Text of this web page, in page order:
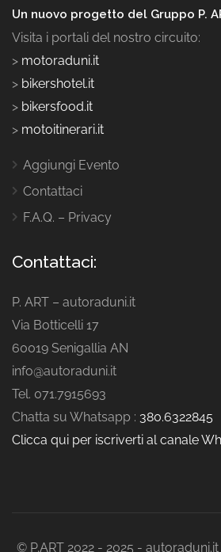
Un nuovo progetto del Gruppo P.
Visita i portali del nostro circuito:
> motoraduni.it
> bikershotel.it
> bikersfood.it
> motoitinerari.it
Aggiungi Evento
Contattaci
F.A.Q. – Privacy
Contattaci:
P. ART – autoraduni.it
Via Botticelli 17
60019 Senigallia AN
info@autoraduni.it
Tel. 071.7915693
Chatta su Whatsapp : 380.6322845
Clicca qui per iscriverti al canale
© P.ART 2022 - 2025 -